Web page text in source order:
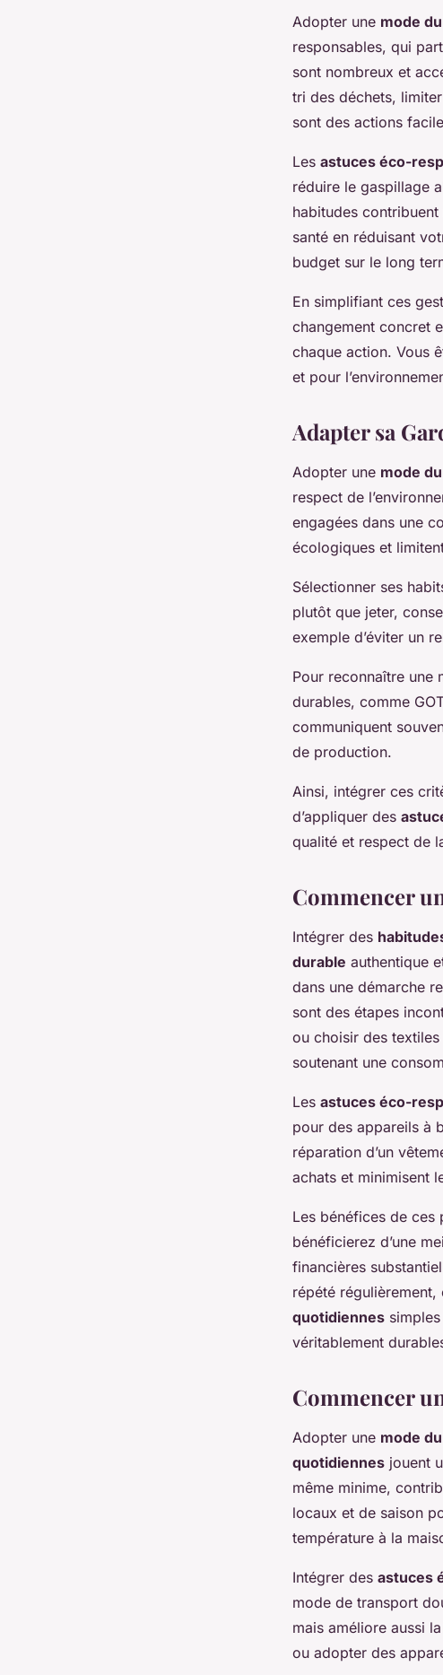
Adopter une mode
responsables, qui
sont nombreux et
tri des déchets,
sont des actions
Les astuces éco-
réduire le gaspillage
habitudes
santé en réduisant
budget sur le long
En simplifiant ces
changement concret
chaque action. Vous
et pour
Adapter sa
Adopter une mode
respect de
engagées dans une
écologiques et
Sélectionner ses
plutôt que jeter,
exemple d’éviter un
Pour reconnaître une
durables, comme
communiquent
de production.
Ainsi, intégrer ces
d’appliquer des
qualité et respect de
Commencer
Intégrer des
durable authentique
dans une démarche
sont des étapes
ou choisir des
soutenant une
Les astuces éco-
pour des appareils à
réparation d’un
achats et minimisent
Les bénéfices de ces
bénéficierez d’une
financières
répété
quotidiennes
véritablement
Commencer
Adopter une mode
quotidiennes jouent
même minime,
locaux et de saison
température à la
Intégrer des astuces
mode de transport
mais améliore aussi
ou adopter des